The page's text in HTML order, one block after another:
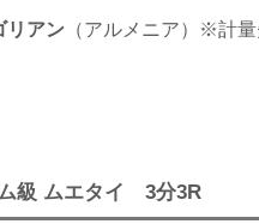
リアン （アルメニア）※計
級 ムエタイ 3分3R